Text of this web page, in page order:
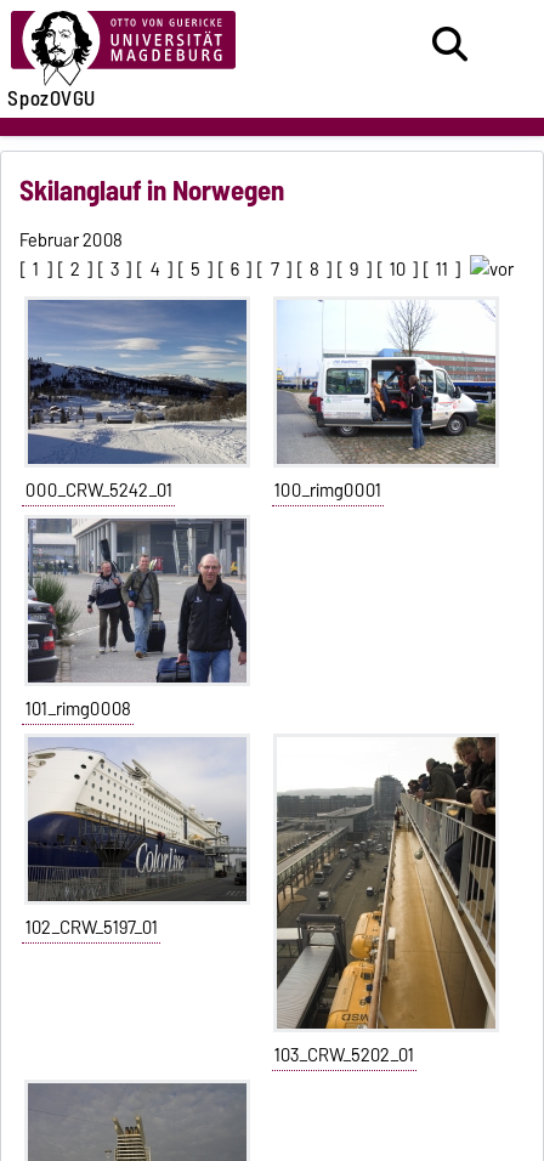
SpozOVGU
Skilanglauf in Norwegen
Februar 2008
[ 1 ] [ 2 ] [ 3 ] [ 4 ] [ 5 ] [ 6 ] [ 7 ] [ 8 ] [ 9 ] [ 10 ] [ 11 ]
000_CRW_5242_01 100_rimg0001
101_rimg0008
102_CRW_5197_01
103_CRW_5202_01